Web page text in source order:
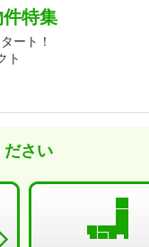
特集
ート！
ト
ださい